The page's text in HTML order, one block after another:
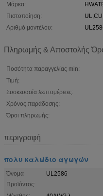
Μάρκα:
Πιστοποίηση:
Αριθμό μοντέλου:
Πληρωμής & Αποστολής
Ποσότητα παραγγελίας min:
Τιμή:
Συσκευασία λεπτομέρειες:
Χρόνος παράδοσης:
Όροι πληρωμής:
περιγραφή
πολυ καλώδιο αγωγών
Όνομα
Προϊόντος:
UL2586